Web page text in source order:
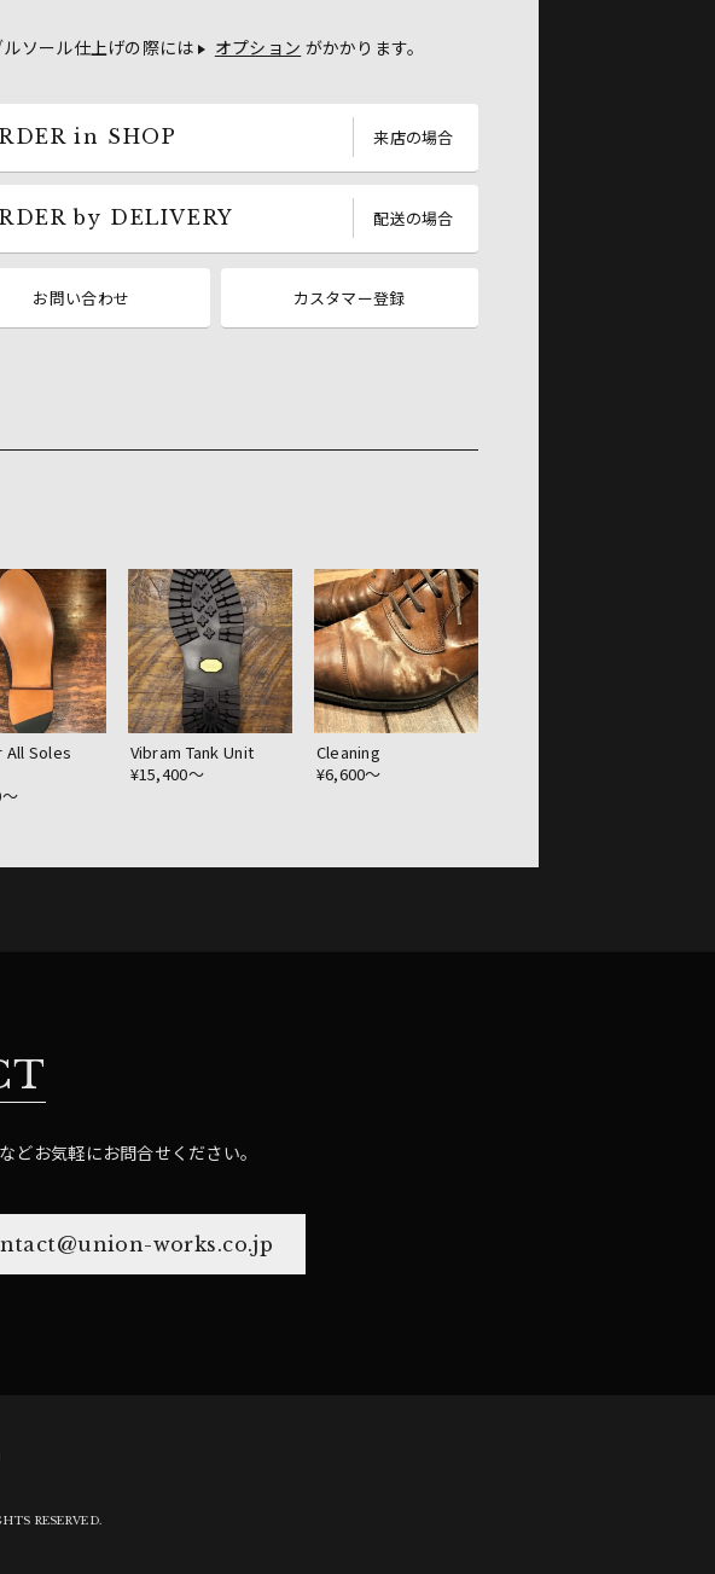
ソール仕上げの際には オプション がかかります。
in SHOP 来店の場合
by DELIVERY 配送の場合
お問い合わせ カスタマー登録
All Soles
Vibram Tank Unit
¥15,400〜
Cleaning
¥6,600〜
どお気軽にお問合せください。
works.co.jp
RESERVED.